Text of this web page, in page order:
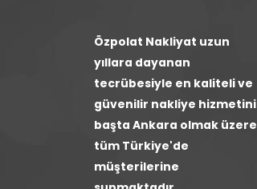
Özpolat Nakliyat uzun
yıllara dayanan
tecrübesiyle en kaliteli ve
güvenilir nakliye hizmetini
başta Ankara olmak üzere
tüm Türkiye'de
müşterilerine